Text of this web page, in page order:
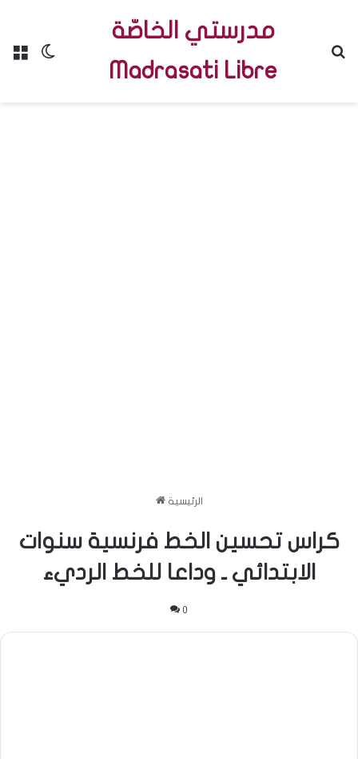
Menu
مدرستي الخاصّة
Madrasati Libre
الرئيسية
كراس تحسين الخط فرنسية سنوات
الابتدائي ـ وداعا للخط الرديء
0